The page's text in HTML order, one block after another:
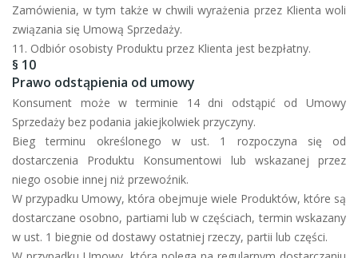
Zamówienia, w tym także w chwili wyrażenia przez Klienta woli
związania się Umową Sprzedaży.
11. Odbiór osobisty Produktu przez Klienta jest bezpłatny.
§ 10
Prawo odstąpienia od umowy
Konsument może w terminie 14 dni odstąpić od Umowy
Sprzedaży bez podania jakiejkolwiek przyczyny.
Bieg terminu określonego w ust. 1 rozpoczyna się od
dostarczenia Produktu Konsumentowi lub wskazanej przez
niego osobie innej niż przewoźnik.
W przypadku Umowy, która obejmuje wiele Produktów, które są
dostarczane osobno, partiami lub w częściach, termin wskazany
w ust. 1 biegnie od dostawy ostatniej rzeczy, partii lub części.